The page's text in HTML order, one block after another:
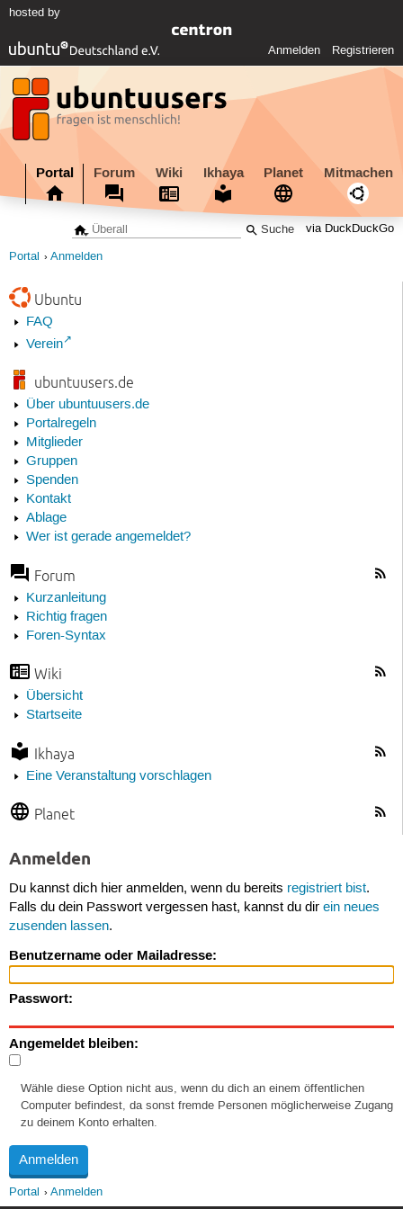
hosted by
Anmelden Registrieren
Portal Forum Wiki Ikhaya Planet Mitmachen
via DuckDuckGo
Portal Anmelden
Ubuntu
FAQ
Verein
ubuntuusers.de
Über ubuntuusers.de
Portalregeln
Mitglieder
Gruppen
Spenden
Kontakt
Ablage
Wer ist gerade angemeldet?
Forum
Kurzanleitung
Richtig fragen
Foren-Syntax
Wiki
Übersicht
Startseite
Ikhaya
Eine Veranstaltung vorschlagen
Planet
Anmelden
Du kannst dich hier anmelden, wenn du bereits registriert bist.
Falls du dein Passwort vergessen hast, kannst du dir ein neues
zusenden lassen.
Benutzername oder Mailadresse:
Passwort:
Angemeldet bleiben:
Wähle diese Option nicht aus, wenn du dich an einem öffentlichen
Computer befindest, da sonst fremde Personen möglicherweise Zugang
zu deinem Konto erhalten.
Portal Anmelden